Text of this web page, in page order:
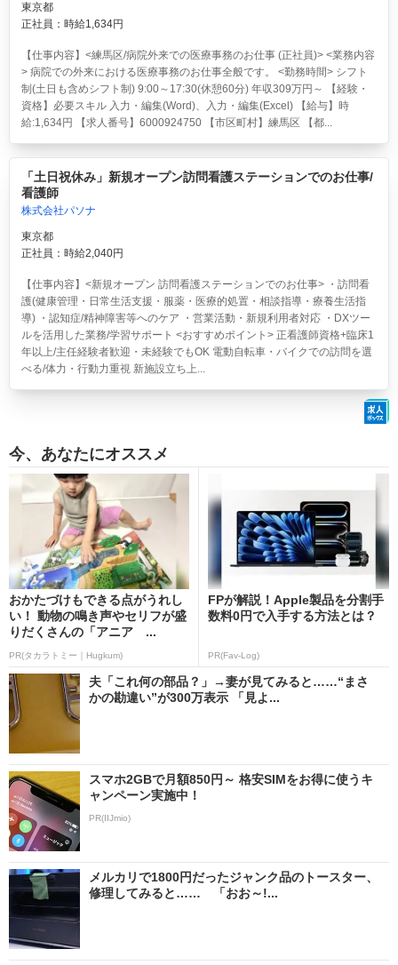
東京都
正社員：時給1,634円
【仕事内容】<練馬区/病院外来での医療事務のお仕事 (正社員)> <業務内容
> 病院での外来における医療事務のお仕事全般です。 <勤務時間> シフト
制(土日も含めシフト制) 9:00～17:30(休憩60分) 年収309万円～ 【経験・
資格】必要スキル 入力・編集(Word)、入力・編集(Excel) 【給与】時
給:1,634円 【求人番号】6000924750 【市区町村】練馬区 【都...
「土日祝休み」新規オープン訪問看護ステーションでのお仕事/
看護師
株式会社パソナ
東京都
正社員：時給2,040円
【仕事内容】<新規オープン 訪問看護ステーションでのお仕事> ・訪問看
護(健康管理・日常生活支援・服薬・医療的処置・相談指導・療養生活指
導) ・認知症/精神障害等へのケア ・営業活動・新規利用者対応 ・DXツー
ルを活用した業務/学習サポート <おすすめポイント> 正看護師資格+臨床1
年以上/主任経験者歓迎・未経験でもOK 電動自転車・バイクでの訪問を選
べる/体力・行動力重視 新施設立ち上...
今、あなたにオススメ
おかたづけもできる点がうれし
い！ 動物の鳴き声やセリフが盛
りだくさんの「アニア ...
PR(タカラトミー｜Hugkum)
FPが解説！Apple製品を分割手
数料0円で入手する方法とは？
PR(Fav-Log)
夫「これ何の部品？」→妻が見てみると……“まさ
かの勘違い”が300万表示 「見よ...
スマホ2GBで月額850円～ 格安SIMをお得に使うキ
ャンペーン実施中！
PR(IIJmio)
メルカリで1800円だったジャンク品のトースター、
修理してみると…… 「おお～!...